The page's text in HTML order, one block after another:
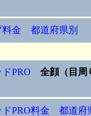
料金 都道府県別
ドPRO 全顔（目周
ドPRO料金 都道府